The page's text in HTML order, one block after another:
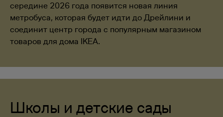
середине 2026 года появится новая линия
метробуса, которая будет идти до Дрейлини и
соединит центр города с популярным магазином
товаров для дома IKEA.
Школы и детские сады